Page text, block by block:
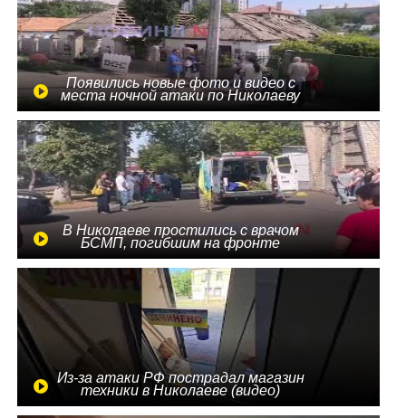
Появились новые фото и видео с
места ночной атаки по Николаеву
В Николаеве простились с врачом
БСМП, погибшим на фронте
Из-за атаки РФ пострадал магазин
техники в Николаеве (видео)